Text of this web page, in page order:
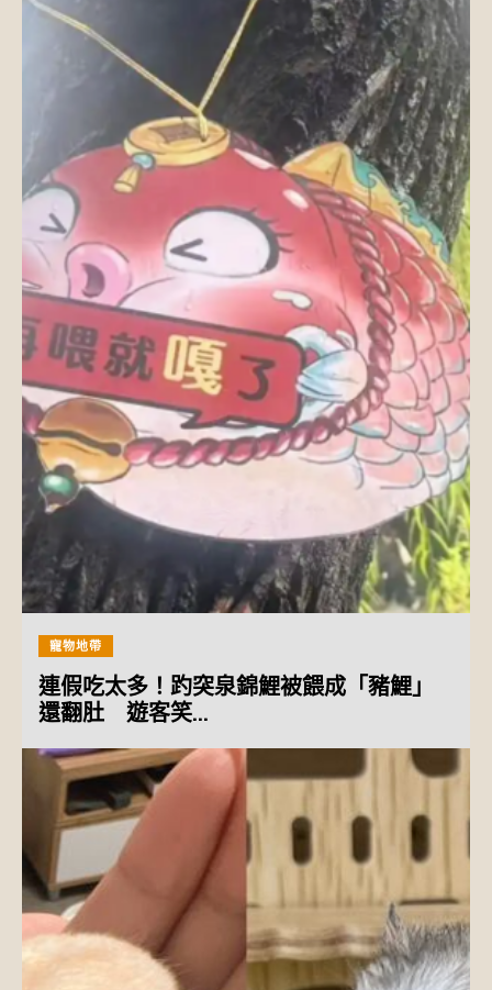
寵物地帶
連假吃太多！趵突泉錦鯉被餵成「豬鯉」
還翻肚 遊客笑...